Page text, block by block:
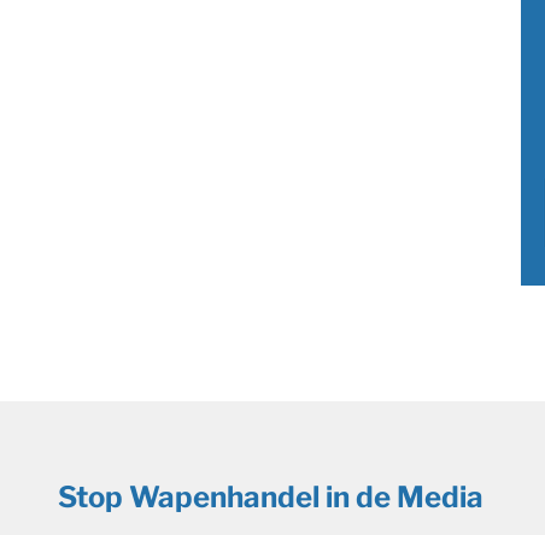
Stop Wapenhandel in de Media